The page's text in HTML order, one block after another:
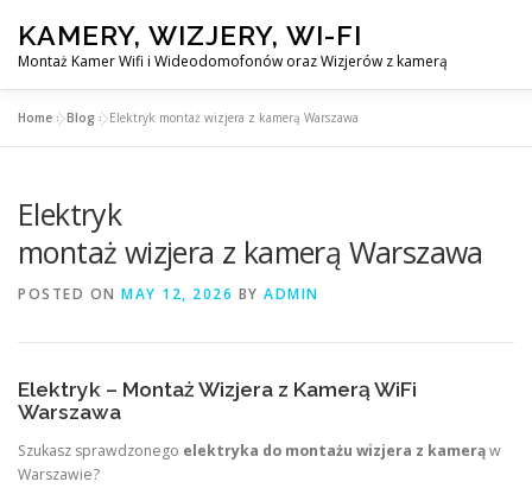
content
KAMERY, WIZJERY, WI-FI
Montaż Kamer Wifi i Wideodomofonów oraz Wizjerów z kamerą
MONTAŻU WIZJERÓW Z KAMERĄ
Home »Blog »Elektryk montaż wizjera z kamerą Warszawa
Elektryk
montaż wizjera z kamerą Warszawa
POSTED ON MAY 12, 2026 BY ADMIN
Elektryk – Montaż Wizjera z Kamerą WiFi
Warszawa
Szukasz sprawdzonego elektryka do montażu wizjera z kamerąw
Warszawie?